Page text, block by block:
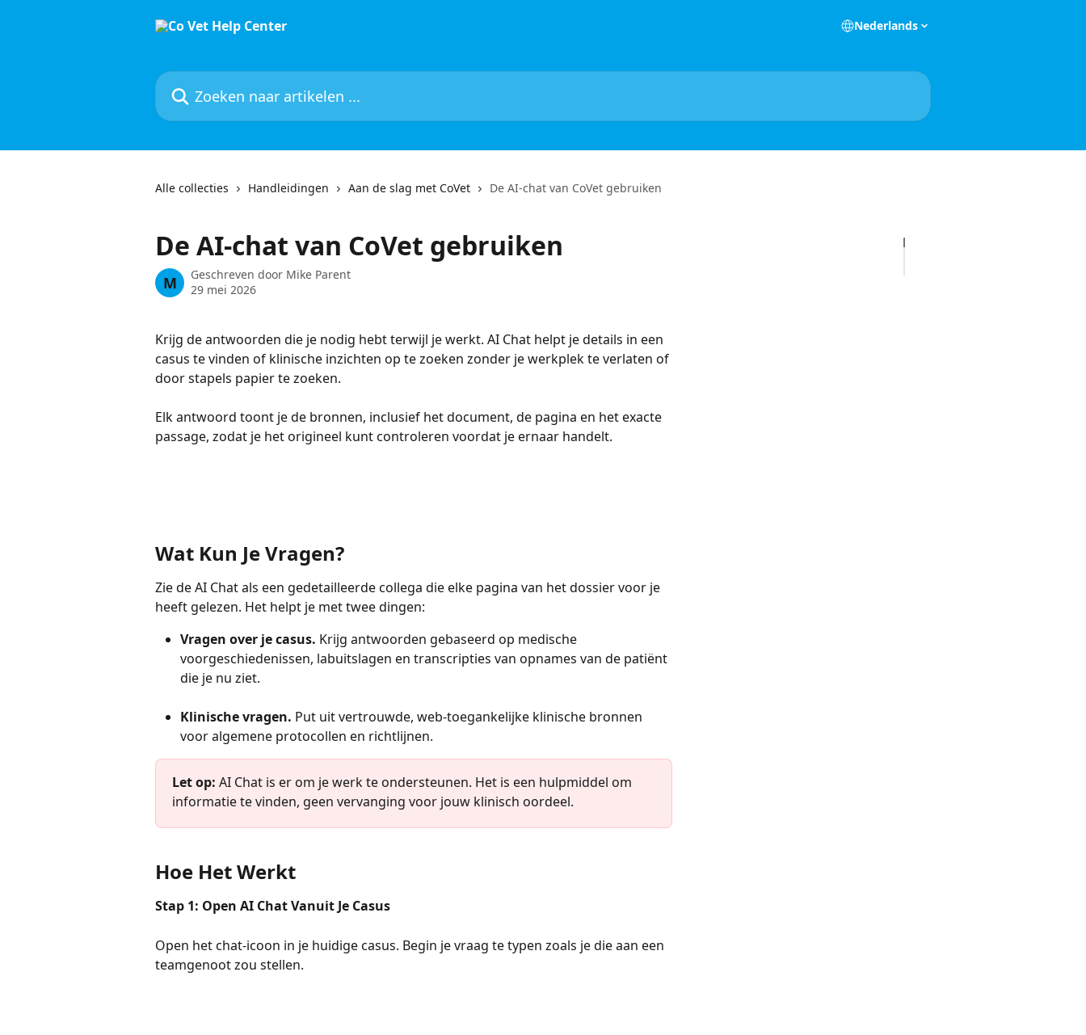
Nederlands
Zoeken naar artikelen ...
Alle collecties Handleidingen Aan de slag met CoVet De AI-chat van CoVet gebruiken
De AI-chat van CoVet gebruiken
M Geschreven door Mike Parent
29 mei 2026
Krijg de antwoorden die je nodig hebt terwijl je werkt. AI Chat helpt je details in een
casus te vinden of klinische inzichten op te zoeken zonder je werkplek te verlaten of
door stapels papier te zoeken.
Elk antwoord toont je de bronnen, inclusief het document, de pagina en het exacte
passage, zodat je het origineel kunt controleren voordat je ernaar handelt.
Wat Kun Je Vragen?
Zie de AI Chat als een gedetailleerde collega die elke pagina van het dossier voor je
heeft gelezen. Het helpt je met twee dingen:
Vragen over je casus. Krijg antwoorden gebaseerd op medische
voorgeschiedenissen, labuitslagen en transcripties van opnames van de patiënt
die je nu ziet.
Klinische vragen. Put uit vertrouwde, web-toegankelijke klinische bronnen
voor algemene protocollen en richtlijnen.
Let op: AI Chat is er om je werk te ondersteunen. Het is een hulpmiddel om
informatie te vinden, geen vervanging voor jouw klinisch oordeel.
Hoe Het Werkt
Stap 1: Open AI Chat Vanuit Je Casus
Open het chat-icoon in je huidige casus. Begin je vraag te typen zoals je die aan een
teamgenoot zou stellen.